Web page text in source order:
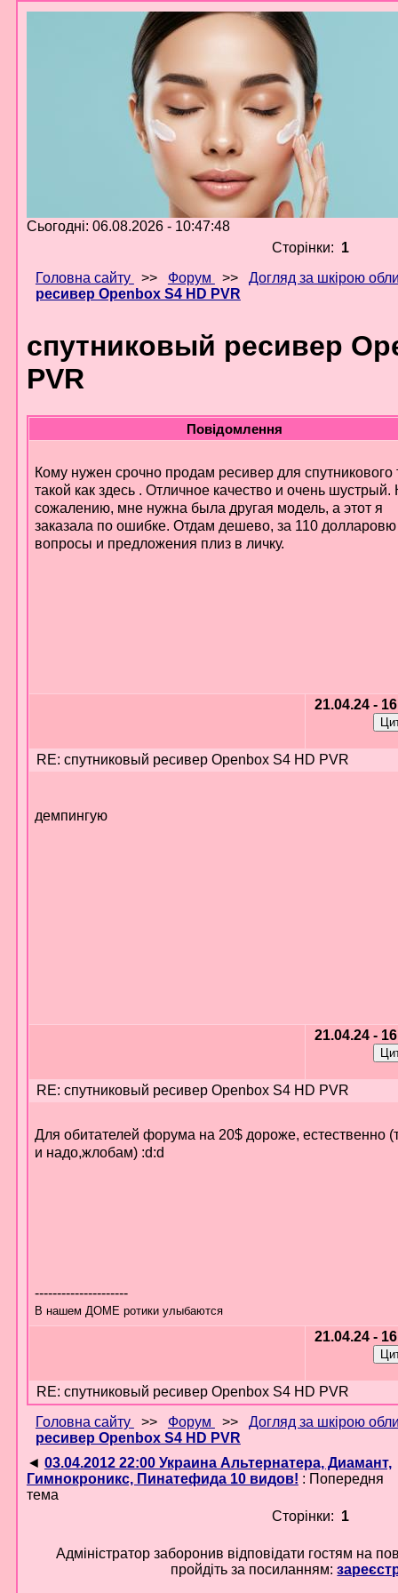
Сьогодні: 06.08.2026 - 10:47:48
Сторінки: 1
Головна сайту
>> Форум >> Догляд за шкірою
ресивер Openbox S4 HD PVR
спутниковый ресивер
PVR
Повідомлення
Кому нужен срочно продам ресивер для спутникового
такой как здесь . Отличное качество и очень шустрый.
сожалению, мне нужна была другая модель, а этот я
заказала по ошибке. Отдам дешево, за 110
вопросы и предложения плиз в личку.
21.04.24 -
RE: спутниковый ресивер Openbox S4 HD PVR
демпингую
21.04.24 -
RE: спутниковый ресивер Openbox S4 HD PVR
Для обитателей форума на 20$ дороже, естественно
и надо,жлобам) :d:d
---------------------
В нашем ДОМЕ ротики улыбаются
21.04.24 -
RE: спутниковый ресивер Openbox S4 HD PVR
Головна сайту
>> Форум >> Догляд за шкірою
ресивер Openbox S4 HD PVR
◄ 03.04.2012 22:00 Украина Альтернатера, Диамант,
Гимнокроникс, Пинатефида 10 видов! : Попередня
тема
Сторінки: 1
Адміністратор заборонив відповідати гостям на
пройдіть за посиланням: